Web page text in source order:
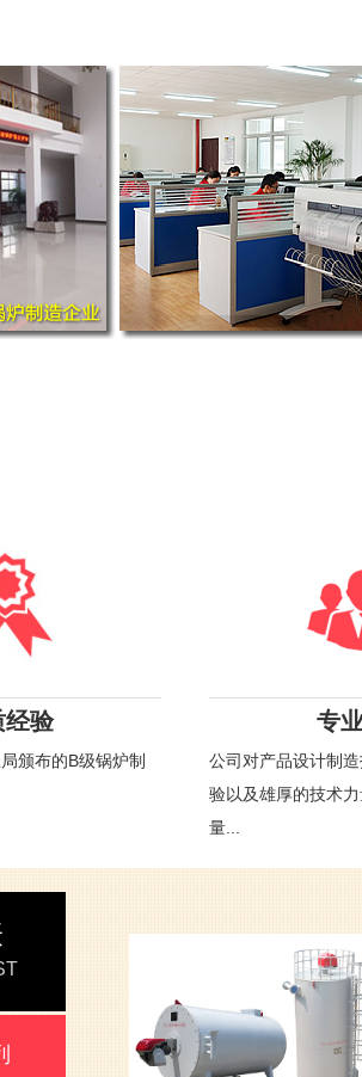
经验
颁布的B级锅炉制
专
公司对产品设计制
验以及雄厚的技术
量...